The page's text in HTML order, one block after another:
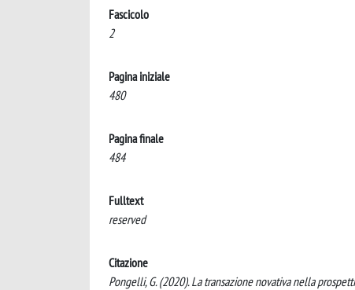
Fascicolo
2
Pagina iniziale
480
Pagina finale
484
Fulltext
reserved
Citazione
Pongelli, G. (2020). La transazione novativa nella